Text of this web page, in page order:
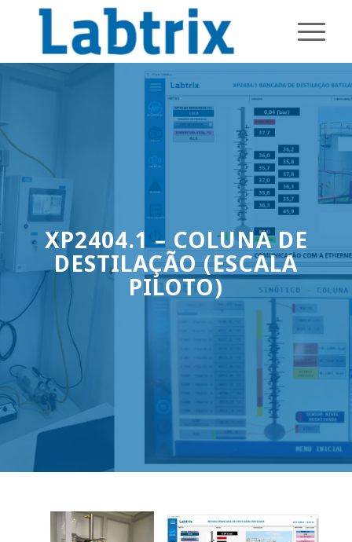
XP2404.1 – COLUNA DE
DESTILAÇÃO (ESCALA
PILOTO)